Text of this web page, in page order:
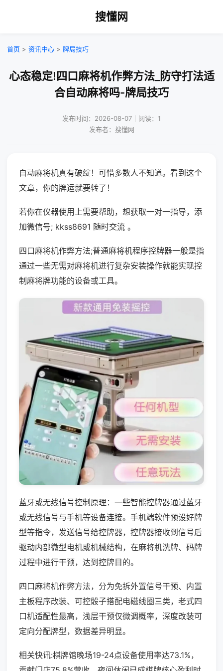
搜懂网
首页 > 资讯中心 > 牌局技巧
心态稳定!四口麻将机作弊方法_防守打法适
合自动麻将吗-牌局技巧
发布时间：2026-08-07｜阅读：1
发布者：搜懂网
自动麻将机真有破绽！可惜多数人不知道。看到这个
文章，你的牌运就要转了！
若你在仪器使用上需要帮助，想获取一对一指导，添
加微信号; kkss8691 随时交流 。
四口麻将机作弊方法;普通麻将机程序控牌器一般是指
通过一些无需对麻将机进行复杂安装操作就能实现控
制麻将牌功能的设备或工具。
蓝牙或无线信号控制原理：一些智能控牌器通过蓝牙
或无线信号与手机等设备连接。手机端软件预设好牌
型等指令，发送信号给控牌器，控牌器接收到信号后
驱动内部微型电机或机械结构，在麻将机洗牌、码牌
过程中进行干预，达到控牌目的。
四口麻将机作弊方法，分为免拆外置信号干预、内置
主板程序改装、可控骰子搭配电磁线圈三类，老式四
口机适配性最高，浅层干预仅微调概率，深度改装可
定向分配牌型，数据差异明显。
相关快讯:棋牌馆晚场19-24点设备使用率达73.1%，